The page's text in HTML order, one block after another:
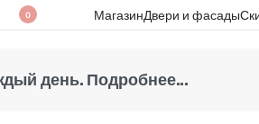
0 МагазинДвери и фасады
день. Подробнее...